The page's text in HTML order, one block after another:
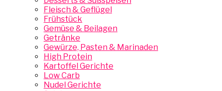
Fleisch & Geflügel
Frühstück
Gemüse & Beilagen
Getränke
Gewürze, Pasten & Marinaden
High Protein
Kartoffel Gerichte
Low Carb
Nudel Gerichte